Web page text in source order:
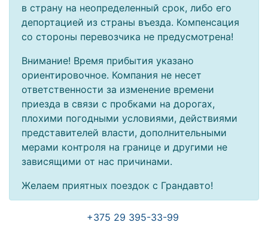
в страну на неопределенный срок, либо его
депортацией из страны въезда. Компенсация
со стороны перевозчика не предусмотрена!
Внимание! Время прибытия указано
ориентировочное. Компания не несет
ответственности за изменение времени
приезда в связи с пробками на дорогах,
плохими погодными условиями, действиями
представителей власти, дополнительными
мерами контроля на границе и другими не
зависящими от нас причинами.
Желаем приятных поездок с Грандавто!
+375 29 395-33-99